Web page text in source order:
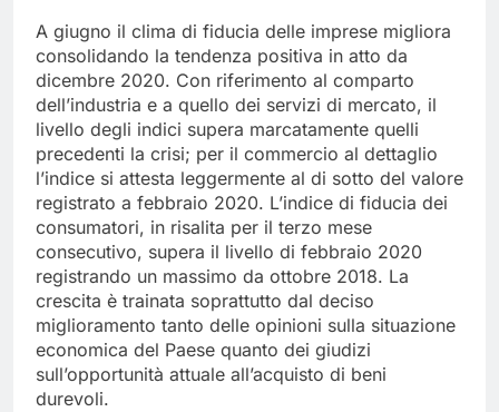
A giugno il clima di fiducia delle imprese migliora
consolidando la tendenza positiva in atto da
dicembre 2020. Con riferimento al comparto
dell’industria e a quello dei servizi di mercato, il
livello degli indici supera marcatamente quelli
precedenti la crisi; per il commercio al dettaglio
l’indice si attesta leggermente al di sotto del valore
registrato a febbraio 2020. L’indice di fiducia dei
consumatori, in risalita per il terzo mese
consecutivo, supera il livello di febbraio 2020
registrando un massimo da ottobre 2018. La
crescita è trainata soprattutto dal deciso
miglioramento tanto delle opinioni sulla situazione
economica del Paese quanto dei giudizi
sull’opportunità attuale all’acquisto di beni
durevoli.